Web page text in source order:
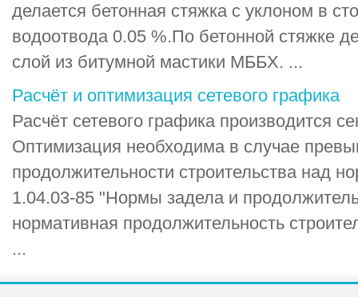
делается бетонная стяжка с уклоном в
водоотвода 0.05 %.По бетонной стяжке
слой из битумной мастики МББХ. ...
Расчёт и оптимизация сетевого графика
Расчёт сетевого графика производится
Оптимизация необходима в случае
продолжительности строительства над
1.04.03-85 "Нормы задела и
нормативная продолжительность
...